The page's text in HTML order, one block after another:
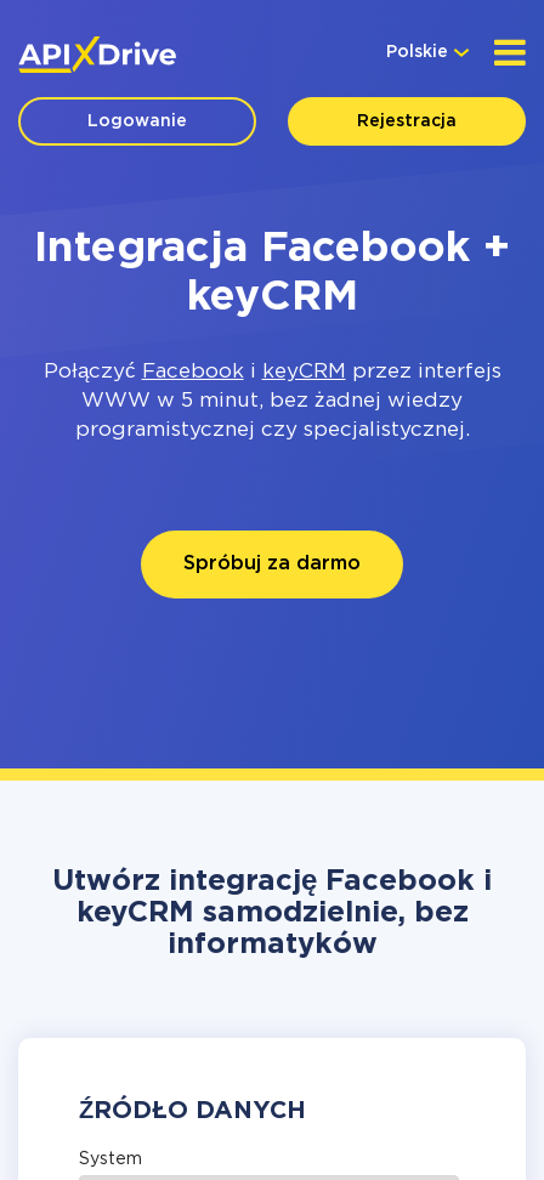
Polskie
Logowanie Rejestracja
Integracja Facebook +
keyCRM
Połączyć Facebooki keyCRM przez interfejs
WWW w 5 minut, bez żadnej wiedzy
programistycznej czy specjalistycznej.
Spróbuj za darmo
Utwórz integrację Facebook i
keyCRM samodzielnie, bez
informatyków
ŹRÓDŁO DANYCH
System